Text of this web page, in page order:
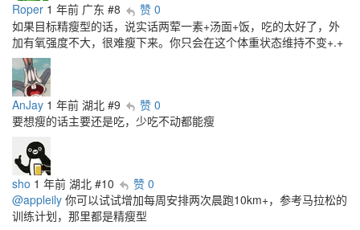
Roper 1 年前 广东 #8
赞 0
如果目标精瘦型的话，说实话两荤一素+汤面+饭，吃的太好了，外
加有氧强度不大，很难瘦下来。你只会在这个体重状态维持不变+.+
AnJay 1 年前 湖北 #9
赞 0
要想瘦的话主要还是吃，少吃不动都能瘦
sho 1 年前 湖北 #10
赞 0
@appleily 你可以试试增加每周安排两次晨跑10km+，参考马拉松的
训练计划，那里都是精瘦型